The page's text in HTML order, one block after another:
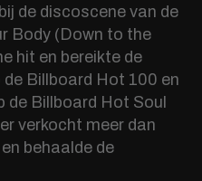
de discoscene van de
Body (Down to the
hit en bereikte de
Billboard Hot 100 en
de Billboard Hot Soul
verkocht meer dan
behaalde de